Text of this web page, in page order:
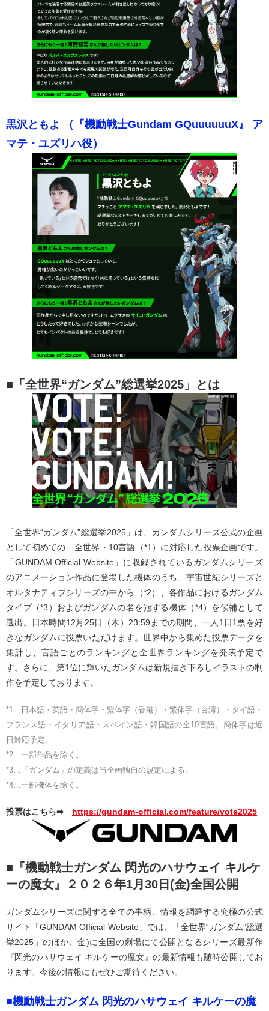
黒沢ともよ （『機動戦士Gundam GQuuuuuuX』 ア
マテ・ユズリハ役）
■「全世界“ガンダム”総選挙2025」とは
「全世界“ガンダム”総選挙2025」は、ガンダムシリーズ公式の企画
として初めての、全世界・10言語（*1）に対応した投票企画です。
「GUNDAM Official Website」に収録されているガンダムシリーズ
のアニメーション作品に登場した機体のうち、宇宙世紀シリーズと
オルタナティブシリーズの中から（*2）、各作品におけるガンダム
タイプ（*3）およびガンダムの名を冠する機体（*4）を候補として
選出。日本時間12月25日（木）23:59までの期間、一人1日1票を好
きなガンダムに投票いただけます。世界中から集めた投票データを
集計し、言語ごとのランキングと全世界ランキングを発表予定で
す。さらに、第1位に輝いたガンダムは新規描き下ろしイラストの制
作を予定しております。
*1…日本語・英語・簡体字・繫体字（香港）・繁体字（台湾）・タイ語・
フランス語・イタリア語・スペイン語・韓国語の全10言語。簡体字は近
日対応予定。
*2…一部作品を除く。
*3…「ガンダム」の定義は当企画独自の規定による。
*4…一部機体を除く。
投票はこちら➡ https://gundam-official.com/feature/vote2025
■『機動戦士ガンダム 閃光のハサウェイ キルケ
ーの魔女』２０２６年1月30日(金)全国公開
ガンダムシリーズに関する全ての事柄、情報を網羅する究極の公式
サイト「GUNDAM Official Website」では、「全世界“ガンダム”総選
挙2025」のほか、金)に全国の劇場にて公開となるシリーズ最新作
『閃光のハサウェイ キルケーの魔女』の最新情報も随時公開してお
ります。今後の情報にもぜひご期待ください。
■機動戦士ガンダム 閃光のハサウェイ キルケーの魔